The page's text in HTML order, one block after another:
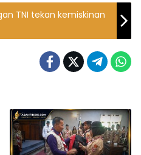
TNI tekan kemiskinan